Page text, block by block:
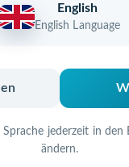
English
English Language
jederzeit in den
ändern.
schon bald
und